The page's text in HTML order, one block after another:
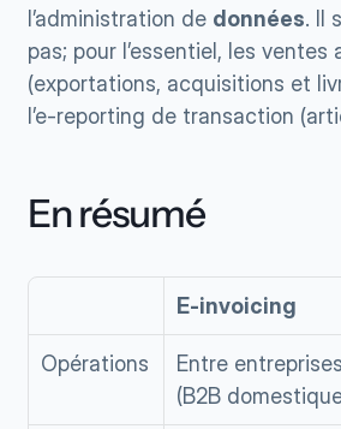
l’administration de données. Il
pas; pour l’essentiel, les
(exportations, acquisitions et
l’e-reporting de transaction
En résumé
E-invoicing
Opérations
Entre
(B2B